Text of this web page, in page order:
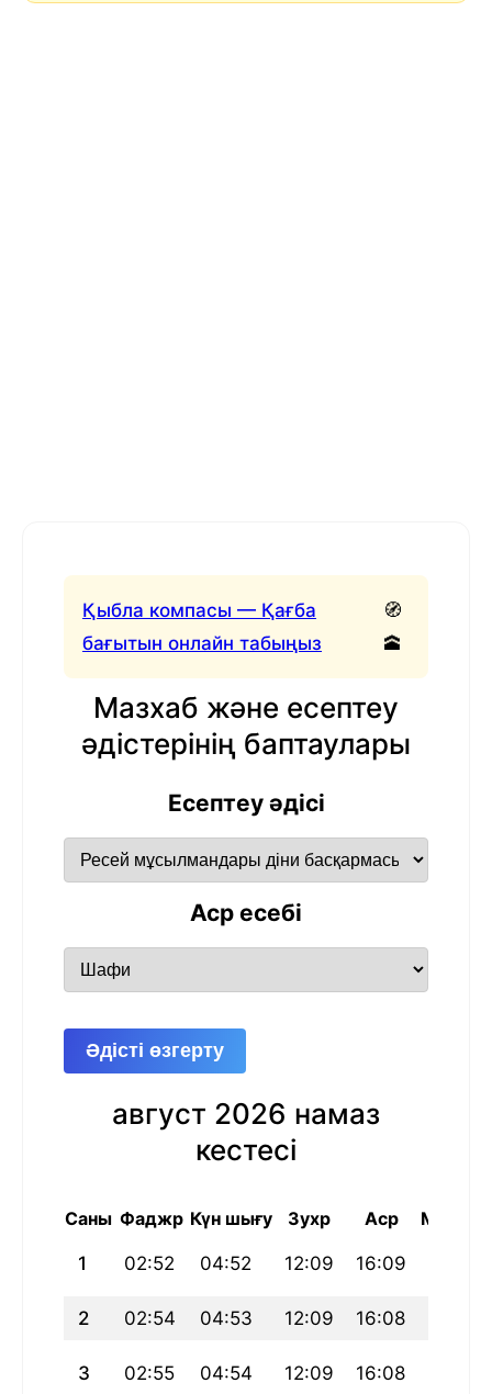
Қыбла компасы — Қағба
бағытын онлайн табыңыз
🧭
🕋
Мазхаб және есептеу
әдістерінің баптаулары
Есептеу әдісі
Аср есебі
Әдісті өзгерту
август 2026 намаз
кестесі
Саны Фаджр Күн шығу Зухр Аср Магриб
1 02:52 04:52 12:09 16:09
2 02:54 04:53 12:09 16:08
3 02:55 04:54 12:09 16:08